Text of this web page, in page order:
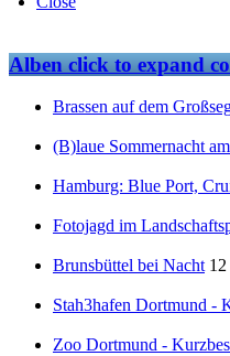
Albenclick to expand
Brassen auf dem
(B)laue Sommernacht
Hamburg: Blue Port,
Fotojagd im
Brunsbüttel bei Nacht 12
Stah3hafen Dortmund -
Zoo Dortmund -